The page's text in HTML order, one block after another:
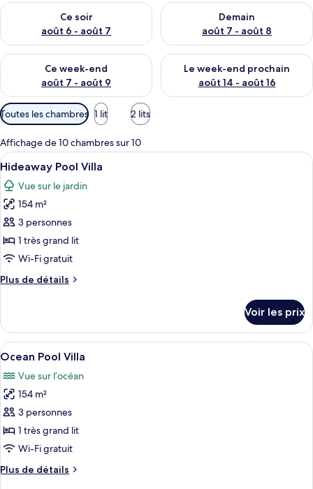
Ce soir
août 6 - août 7
Vérifier la disponibilité pour ce soir août 6 - août 7
Demain
août 7 - août 8
Vérifier la disponibilité pour
Ce week-end
août 7 - août 9
Vérifier la disponibilité pour ce week-end août 7 - août 9
Le week-end prochain
août 14 - août 16
Vérifier la disponibilité pour
Filtres
disponibles
pour
les
chambres
Toutes les chambres 1 lit 2 lits
Affichage de 10 chambres sur 10
Afficher
toutes
les
photos
pour
ce
type
chambre :
Villa
Un espace piscine doté d’une
6
Hideaway Pool Villa
Vue sur le jardin
154 m²
3 personnes
1 très grand lit
Wi-Fi gratuit
Plus de détails
Plus
le
type
de
Hideaway
Pool
Voir les prix
Afficher
toutes
les
photos
pour
ce
type
chambre :
Un espace aménagé au bord de la
6
Ocean Pool Villa
Vue sur l’océan
154 m²
3 personnes
1 très grand lit
Wi-Fi gratuit
Plus de détails
Plus